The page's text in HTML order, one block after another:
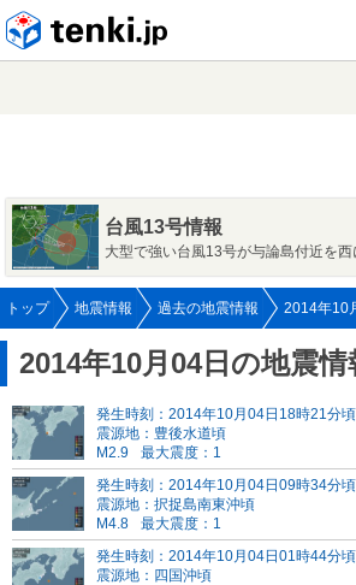
台風13号情報
大型で強い台風13号が与論島付近を
トップ 地震情報 過去の地震情報 2014年10
2014年10月04日の地震情
発生時刻：2014年10月04日18時21分頃
震源地：豊後水道頃
M2.9
最大震度：1
発生時刻：2014年10月04日09時34分頃
震源地：択捉島南東沖頃
M4.8
最大震度：1
発生時刻：2014年10月04日01時44分頃
震源地：四国沖頃